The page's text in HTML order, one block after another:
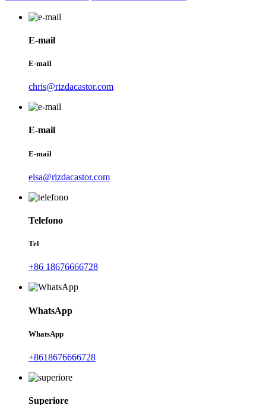
E-mail
E-mail
chris@rizdacastor.com
E-mail
E-mail
elsa@rizdacastor.com
Telefono
Tel
+86 18676666728
WhatsApp
WhatsApp
+8618676666728
Superiore